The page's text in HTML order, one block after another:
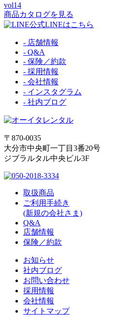
vol14
商品カタログを見る
公式LINEはこちら
- 店舗情報
- Q&A
- 保険／約款
- 採用情報
- 会社情報
- インスタグラム
- 社内ブログ
〒870-0035
大分市中央町一丁目3番20号
ジブラルタル中央ビル3F
取扱商品
ご利用手続き
(新規の会社さま)
Q&A
店舗情報
保険／約款
お知らせ
社内ブログ
お問い合わせ
採用情報
会社情報
サイトマップ